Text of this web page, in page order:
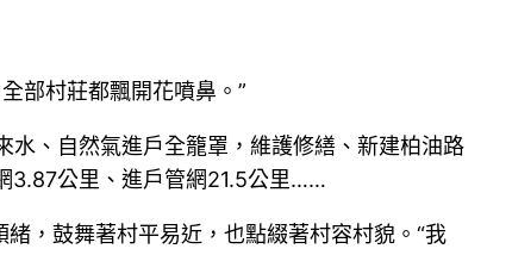
部村莊都飄開花噴鼻。”
、自然氣進戶全籠罩，維護修繕、新建柏油路
3.87公里、進戶管網21.5公里……
，鼓舞著村平易近，也點綴著村容村貌。“我